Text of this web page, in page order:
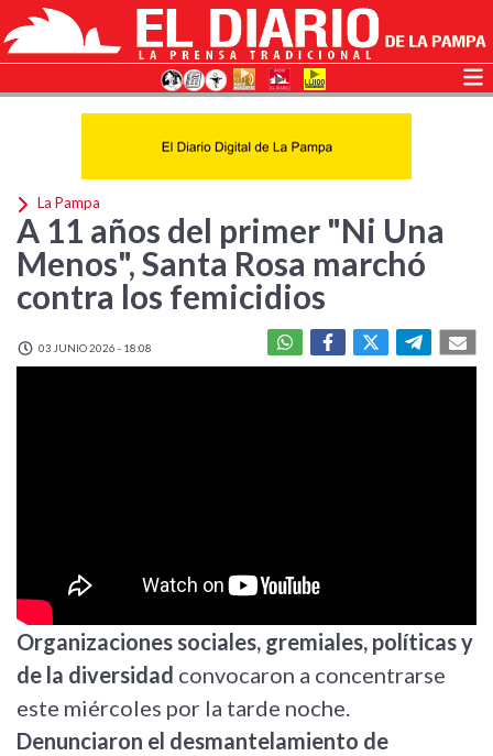
La Pampa
A 11 años del primer "Ni Una
Menos", Santa Rosa marchó
contra los femicidios
03 JUNIO 2026 - 18:08
Organizaciones sociales, gremiales, políticas y
de la diversidad convocaron a concentrarse
este miércoles por la tarde noche.
Denunciaron el desmantelamiento de